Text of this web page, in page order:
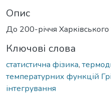
Опис
До 200-річчя Харківського
Ключові слова
статистична фізика,
температурних функцій
інтегрування